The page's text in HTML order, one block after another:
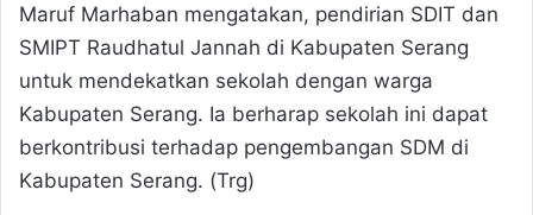
Maruf Marhaban mengatakan, pendirian SDIT dan
SMIPT Raudhatul Jannah di Kabupaten Serang
untuk mendekatkan sekolah dengan warga
Kabupaten Serang. Ia berharap sekolah ini dapat
berkontribusi terhadap pengembangan SDM di
Kabupaten Serang. (Trg)